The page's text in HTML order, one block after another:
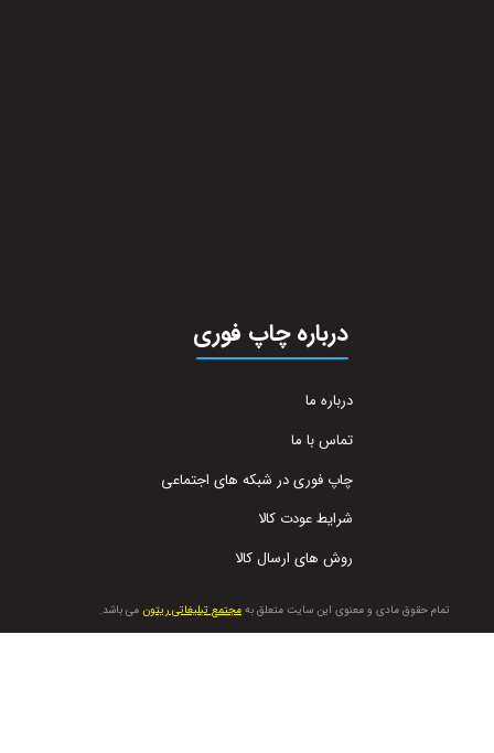
تمام حقوق مادی و معنوی این سایت متعلق به مجتمع تبلیغاتی ریتون می باشد.
درباره چاپ فوری
درباره ما
تماس با ما
چاپ فوری در شبکه های اجتماعی
شرایط عودت کالا
روش های ارسال کالا